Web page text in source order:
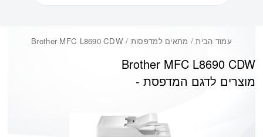
עמוד הבית/ מתאים למדפסות / Brother MFC L8690 CDW
Brother MFC L8690 CDW
מוצרים לדגם המדפסת -